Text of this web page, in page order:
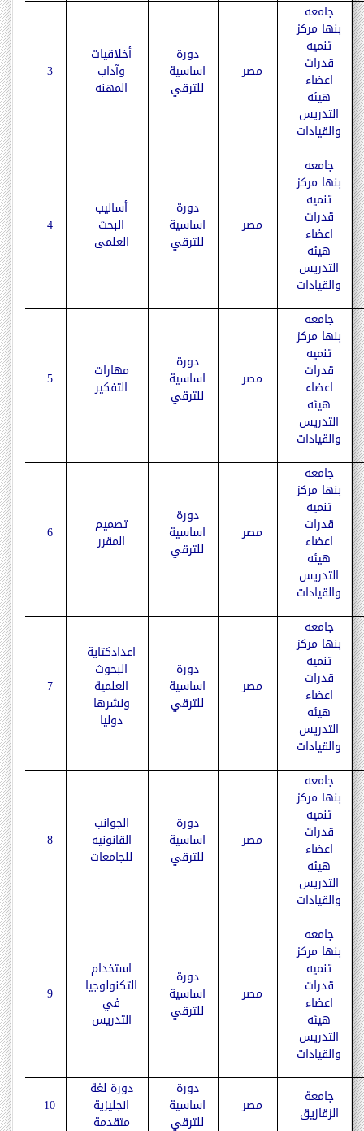
جامعه
بنها مركز
تنميه
قدرات
اعضاء
هيئه
التدريس
والقيادات
مصر
دورة
اساسية
للترقي
أخلاقيات
وآداب
المهنه
3
جامعه
بنها مركز
تنميه
قدرات
اعضاء
هيئه
التدريس
والقيادات
مصر
دورة
اساسية
للترقي
أساليب
البحث
العلمى
4
جامعه
بنها مركز
تنميه
قدرات
اعضاء
هيئه
التدريس
والقيادات
مصر
دورة
اساسية
للترقي
مهارات
التفكير 5
جامعه
بنها مركز
تنميه
قدرات
اعضاء
هيئه
التدريس
والقيادات
مصر
دورة
اساسية
للترقي
تصميم
المقرر 6
جامعه
بنها مركز
تنميه
قدرات
اعضاء
هيئه
التدريس
والقيادات
مصر
دورة
اساسية
للترقي
اعدادكتاية
البحوث
العلمية
ونشرها
دوليا
7
جامعه
بنها مركز
تنميه
قدرات
اعضاء
هيئه
التدريس
والقيادات
مصر
دورة
اساسية
للترقي
الجوانب
القانونيه
للجامعات
8
جامعه
بنها مركز
تنميه
قدرات
اعضاء
هيئه
التدريس
والقيادات
مصر
دورة
اساسية
للترقي
استخدام
التكنولوجيا
في
التدريس
9
جامعة
الزقازيق مصر
دورة
اساسية
للترقي
دورة لغة
انجليزية
متقدمة
10